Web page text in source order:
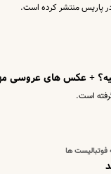
پاریس منتشر کرده است.
کیه؟ + عکس های عروسی
است.
ها